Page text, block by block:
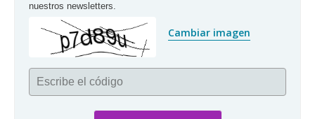
nuestros newsletters.
Cambiar imagen
Escribe el código